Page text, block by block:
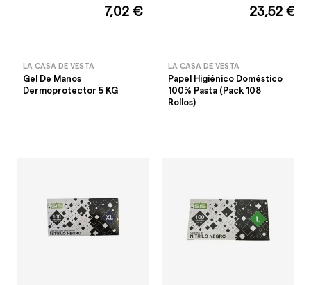
7,02 €
LA CASA DE VESTA
Gel De Manos
Dermoprotector 5 KG
23,52 €
LA CASA DE VESTA
Papel Higiénico Doméstico
100% Pasta (Pack 108
Rollos)